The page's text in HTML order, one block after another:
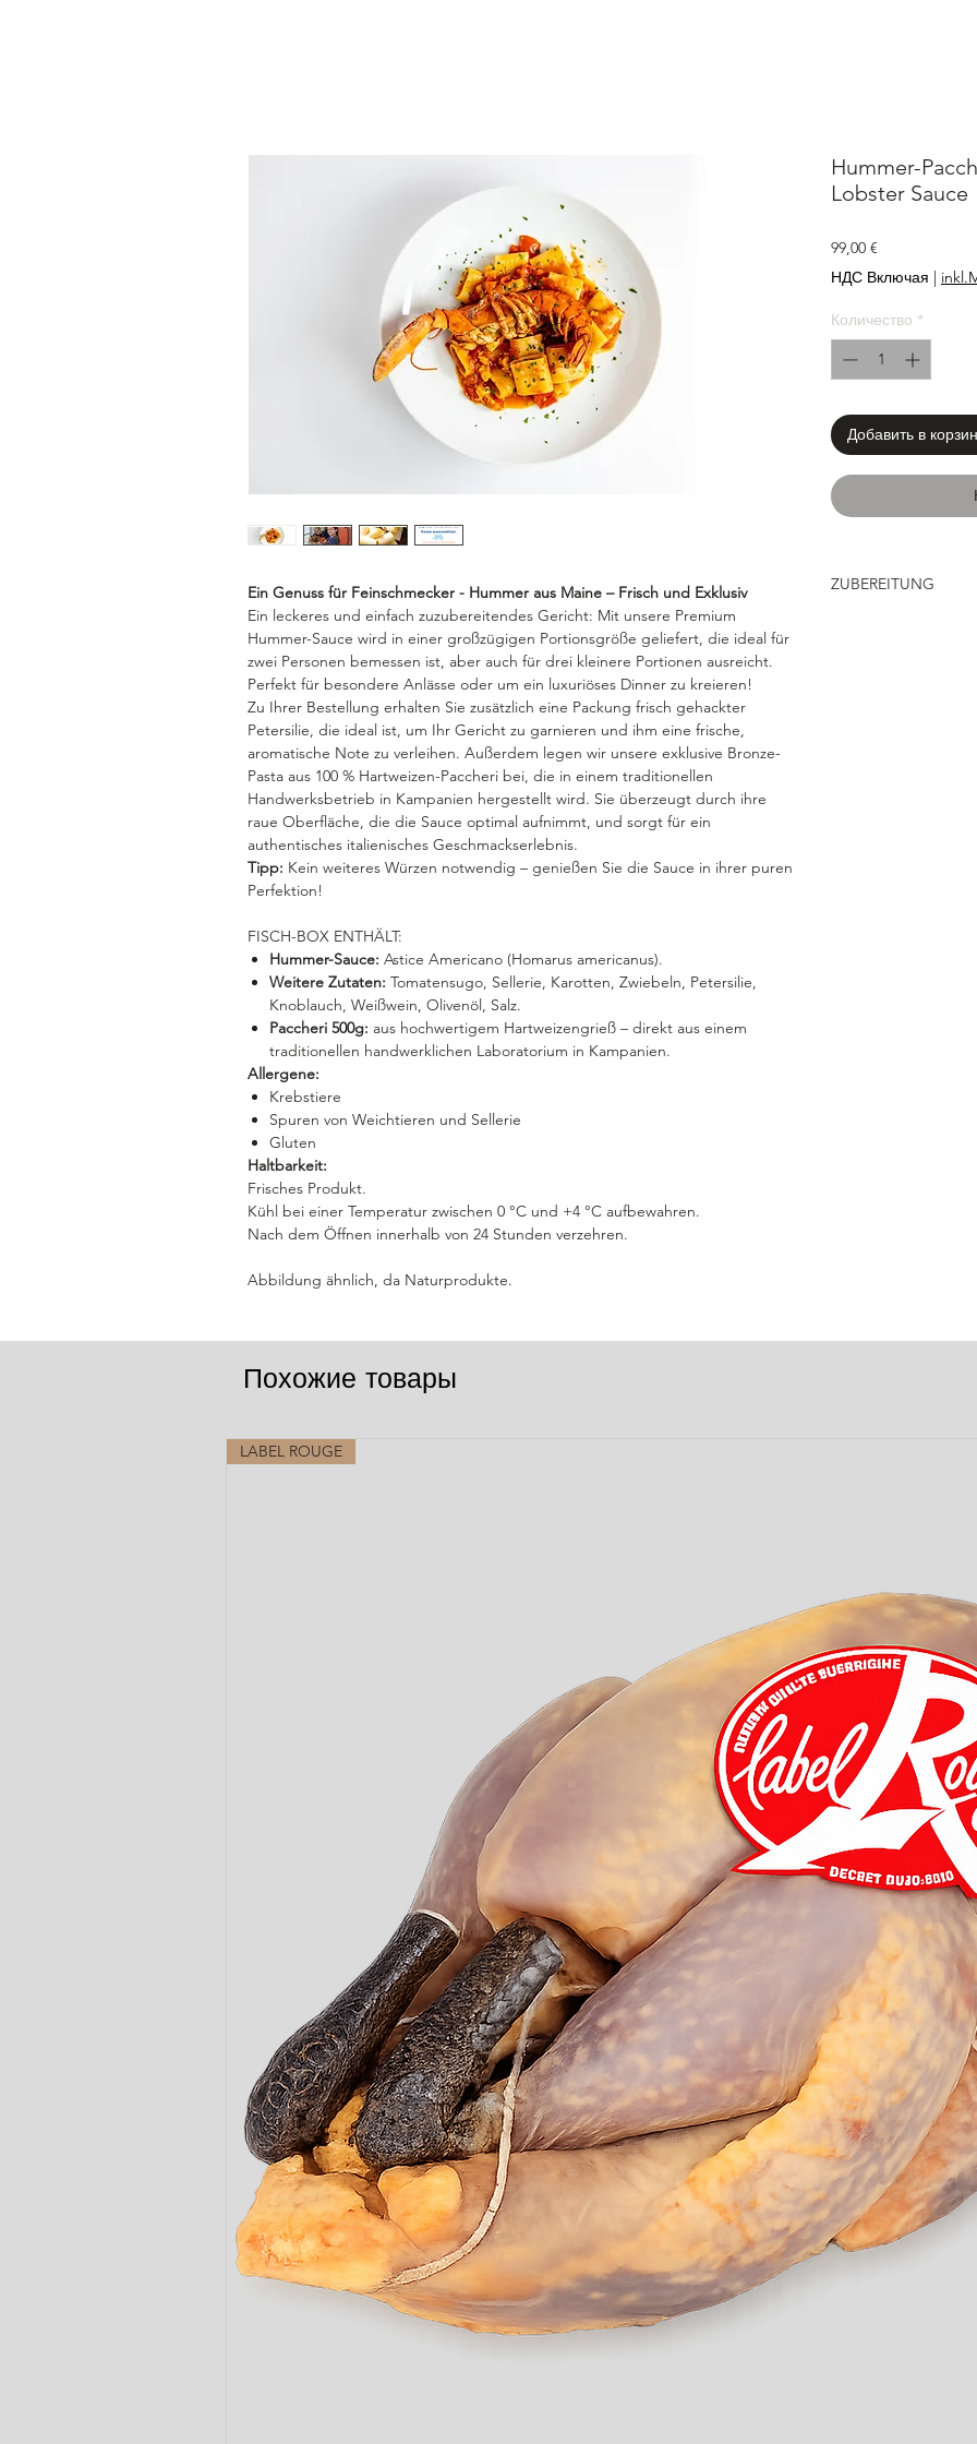
Ein Genuss für Feinschmecker - Hummer aus Maine – Frisch und Exklusiv
Ein leckeres und einfach zuzubereitendes Gericht: Mit unsere Premium
Hummer-Sauce wird in einer großzügigen Portionsgröße geliefert, die ideal für
zwei Personen bemessen ist, aber auch für drei kleinere Portionen ausreicht.
Perfekt für besondere Anlässe oder um ein luxuriöses Dinner zu kreieren!
Zu Ihrer Bestellung erhalten Sie zusätzlich eine Packung frisch gehackter
Petersilie, die ideal ist, um Ihr Gericht zu garnieren und ihm eine frische,
aromatische Note zu verleihen. Außerdem legen wir unsere exklusive Bronze-
Pasta aus 100 % Hartweizen-Paccheri bei, die in einem traditionellen
Handwerksbetrieb in Kampanien hergestellt wird. Sie überzeugt durch ihre
raue Oberfläche, die die Sauce optimal aufnimmt, und sorgt für ein
authentisches italienisches Geschmackserlebnis.
Tipp: Kein weiteres Würzen notwendig – genießen Sie die Sauce in ihrer puren
Perfektion!
FISCH-BOX ENTHÄLT:
Hummer-Sauce: Astice Americano (Homarus americanus).
Weitere Zutaten: Tomatensugo, Sellerie, Karotten, Zwiebeln, Petersilie,
Knoblauch, Weißwein, Olivenöl, Salz.
Paccheri 500g: aus hochwertigem Hartweizengrieß – direkt aus einem
traditionellen handwerklichen Laboratorium in Kampanien.
Allergene:
Krebstiere
Spuren von Weichtieren und Sellerie
Gluten
Haltbarkeit:
Frisches Produkt.
Kühl bei einer Temperatur zwischen 0 °C und +4 °C aufbewahren.
Nach dem Öffnen innerhalb von 24 Stunden verzehren.
Abbildung ähnlich, da Naturprodukte.
Hummer-
Lobster Sauce
99,00 €
НДС Включая |
Количество *
Добавить в
ZUBEREITUNG
Похожие товары
LABEL ROUGE